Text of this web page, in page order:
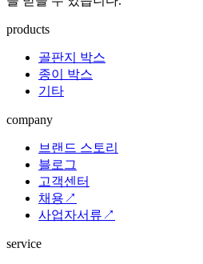
products
골판지 박스
종이 박스
기타
company
브랜드 스토리
블로그
고객센터
채용↗
사업자서류↗
service